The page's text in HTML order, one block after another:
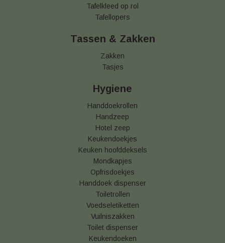
Tafelkleed op rol
Tafellopers
Tassen & Zakken
Zakken
Tasjes
Hygiene
Handdoekrollen
Handzeep
Hotel zeep
Keukendoekjes
Keuken hoofddeksels
Mondkapjes
Opfrisdoekjes
Handdoek dispenser
Toiletrollen
Voedseletiketten
Vuilniszakken
Toilet dispenser
Keukendoeken